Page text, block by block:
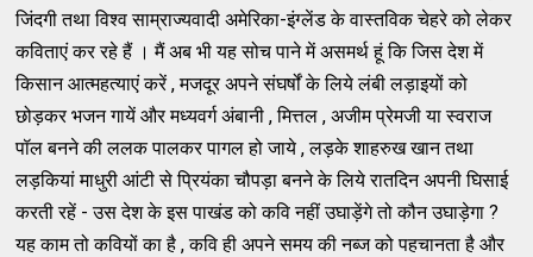
जिंदगी तथा विश्व साम्राज्यवादी अमेरिका-इंग्लेंड के वास्तविक चेहरे को लेकर
कविताएं कर रहे हैं । मैं अब भी यह सोच पाने में असमर्थ हूं कि जिस देश में
किसान आत्महत्याएं करें , मजदूर अपने संघर्षों के लिये लंबी लड़ाइयों को
छोड़कर भजन गायें और मध्यवर्ग अंबानी , मित्तल , अजीम प्रेमजी या स्वराज
पॉल बनने की ललक पालकर पागल हो जाये , लड़के शाहरुख खान तथा
लड़कियां माधुरी आंटी से प्रियंका चौपड़ा बनने के लिये रातदिन अपनी घिसाई
करती रहें - उस देश के इस पाखंड को कवि नहीं उघाड़ेंगे तो कौन उघाड़ेगा ?
यह काम तो कवियों का है , कवि ही अपने समय की नब्ज को पहचानता है और